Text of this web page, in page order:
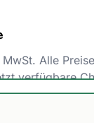
Alle
verfügbare